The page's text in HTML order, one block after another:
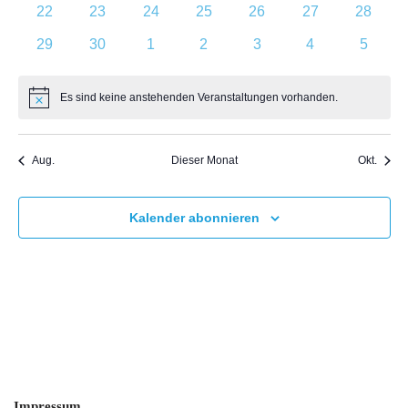
0
22
0
23
0
24
0
25
0
26
0
27
0
28
0
29
0
30
0
1
0
2
0
3
0
4
0
5
HinweisEs sind keine anstehenden Veranstaltungen vorhanden.
Aug. Dieser Monat Okt.
Kalender abonnieren